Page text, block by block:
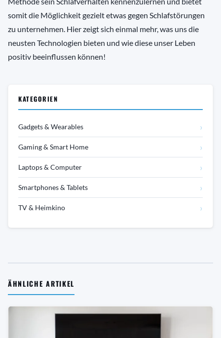
somit die Möglichkeit gezielt etwas gegen Schlafstörungen
zu unternehmen. Hier zeigt sich einmal mehr, was uns die
neusten Technologien bieten und wie diese unser Leben
positiv beeinflussen können!
KATEGORIEN
Gadgets & Wearables ›
Gaming & Smart Home ›
Laptops & Computer ›
Smartphones & Tablets ›
TV & Heimkino ›
ÄHNLICHE ARTIKEL